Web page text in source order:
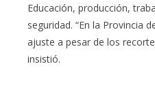
Educación, producción,
seguridad. “En la Provincia
ajuste a pesar de los
insistió.